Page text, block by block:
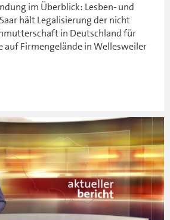
im Überblick: Lesben- und
hält Legalisierung der nicht
in Deutschland für
auf Firmengelände in Wellesweiler